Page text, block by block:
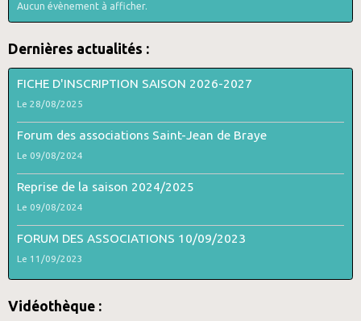
Aucun évènement à afficher.
Dernières actualités :
FICHE D'INSCRIPTION SAISON 2026-2027
Le 28/08/2025
Forum des associations Saint-Jean de Braye
Le 09/08/2024
Reprise de la saison 2024/2025
Le 09/08/2024
FORUM DES ASSOCIATIONS 10/09/2023
Le 11/09/2023
Vidéothèque :